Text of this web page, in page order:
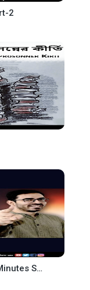
2
Basics Of Stock Market In Just 17 Minutes Share Market For Beginners pranjal kamra Josh Ta